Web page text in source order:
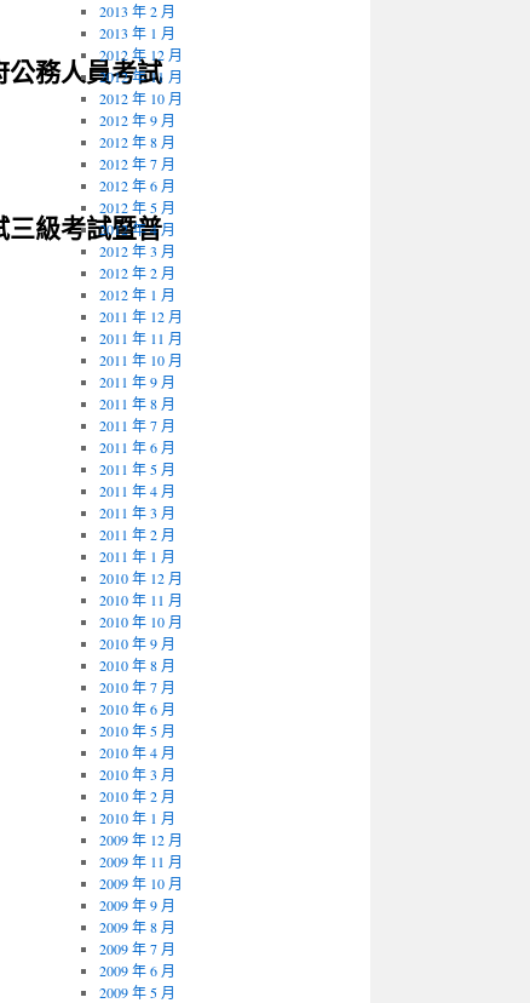
務人員考試
級考試暨普
2013 年 2 月
2013 年 1 月
2012 年 12 月
2012 年 11 月
2012 年 10 月
2012 年 9 月
2012 年 8 月
2012 年 7 月
2012 年 6 月
2012 年 5 月
2012 年 4 月
2012 年 3 月
2012 年 2 月
2012 年 1 月
2011 年 12 月
2011 年 11 月
2011 年 10 月
2011 年 9 月
2011 年 8 月
2011 年 7 月
2011 年 6 月
2011 年 5 月
2011 年 4 月
2011 年 3 月
2011 年 2 月
2011 年 1 月
2010 年 12 月
2010 年 11 月
2010 年 10 月
2010 年 9 月
2010 年 8 月
2010 年 7 月
2010 年 6 月
2010 年 5 月
2010 年 4 月
2010 年 3 月
2010 年 2 月
2010 年 1 月
2009 年 12 月
2009 年 11 月
2009 年 10 月
2009 年 9 月
2009 年 8 月
2009 年 7 月
2009 年 6 月
2009 年 5 月